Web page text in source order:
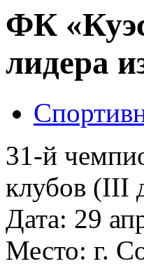
ФК
лидера
31-й
клубов (III
Дата: 29
Место: г.